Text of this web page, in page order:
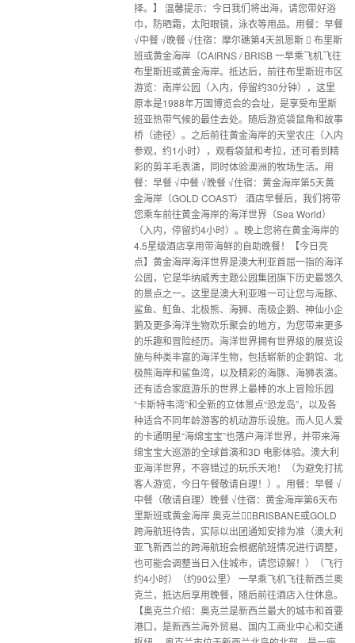
择。】 温馨提示：今日我们将出海，请您带好浴
巾，防晒霜，太阳眼镜，泳衣等用品。用餐：早餐
√中餐 √晚餐 √住宿：摩尔礁第4天凯恩斯  布里斯
班或黄金海岸（CAIRNS / BRISB 一早乘飞机飞往
布里斯班或黄金海岸。抵达后，前往布里斯班市区
游览：南岸公园（入内，停留约30分钟），这里
原本是1988年万国博览会的会址，是享受布里斯
班亚热带气候的最佳去处。随后游览袋鼠角和故事
桥（途径）。之后前往黄金海岸的天堂农庄（入内
参观，约1小时），观看袋鼠和考拉，还可看到精
彩的剪羊毛表演，同时体验澳洲的牧场生活。用
餐：早餐 √中餐 √晚餐 √住宿：黄金海岸第5天黄
金海岸（GOLD COAST） 酒店早餐后，我们将带
您乘车前往黄金海岸的海洋世界（Sea World）
（入内，停留约4小时）。晚上您将在黄金海岸的
4.5星级酒店享用带海鲜的自助晚餐！【今日亮
点】黄金海岸海洋世界是澳大利亚首屈一指的海洋
公园，它是华纳威秀主题公园集团旗下历史最悠久
的景点之一。这里是澳大利亚唯一可让您与海豚、
鲨鱼、魟鱼、北极熊、海狮、南极企鹅、神仙小企
鹅及更多海洋生物欢乐聚会的地方，为您带来更多
的乐趣和冒险经历。海洋世界拥有世界级的展览设
施与种类丰富的海洋生物，包括崭新的企鹅馆、北
极熊海岸和鲨鱼湾，以及精彩的海豚、海狮表演。
还有适合家庭游乐的世界上最棒的水上冒险乐园
“卡斯特韦湾”和全新的立体景点“恐龙岛”，以及各
种适合不同年龄游客的机动游乐设施。而人见人爱
的卡通明星“海绵宝宝”也落户海洋世界，并带来海
绵宝宝大巡游的全球首演和3D 电影体验。澳大利
亚海洋世界，不容错过的玩乐天地！（为避免打扰
客人游览，今日午餐敬请自理！）。用餐：早餐 √
中餐（敬请自理）晚餐 √住宿：黄金海岸第6天布
里斯班或黄金海岸 奥克兰（BRISBANE或GOLD
跨海航班待告，实际以出团通知安排为准（澳大利
亚飞新西兰的跨海航班会根据航班情况进行调整，
也可能会调整当日入住城市，请您谅解！）（飞行
约4小时）（约90公里） 一早乘飞机飞往新西兰奥
克兰，抵达后享用晚餐，随后前往酒店入住休息。
【奥克兰介绍：奥克兰是新西兰最大的城市和首要
港口，是新西兰海外贸易、国内工商业中心和交通